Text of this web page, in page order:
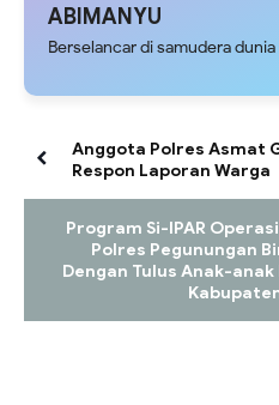
Bergizi Gratis
ABIMANYU
Berselancar di samudera dunia
Anggota Polres Asmat
Respon Laporan Warga
Program Si-IPAR
Polres Pegunungan
Dengan Tulus Anak-